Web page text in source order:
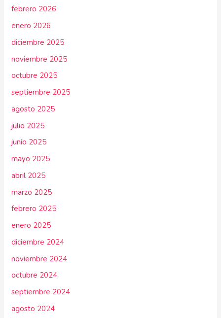
febrero 2026
enero 2026
diciembre 2025
noviembre 2025
octubre 2025
septiembre 2025
agosto 2025
julio 2025
junio 2025
mayo 2025
abril 2025
marzo 2025
febrero 2025
enero 2025
diciembre 2024
noviembre 2024
octubre 2024
septiembre 2024
agosto 2024